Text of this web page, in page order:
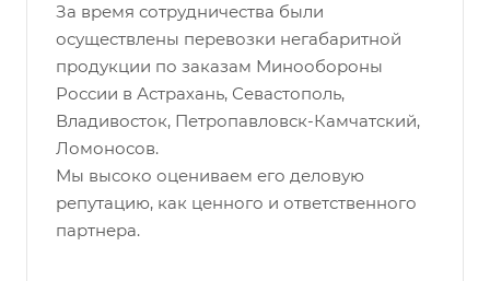
За время сотрудничества были
осуществлены перевозки негабаритной
продукции по заказам Минообороны
России в Астрахань, Севастополь,
Владивосток, Петропавловск-Камчатский,
Ломоносов.
Мы высоко оцениваем его деловую
репутацию, как ценного и ответственного
партнера.